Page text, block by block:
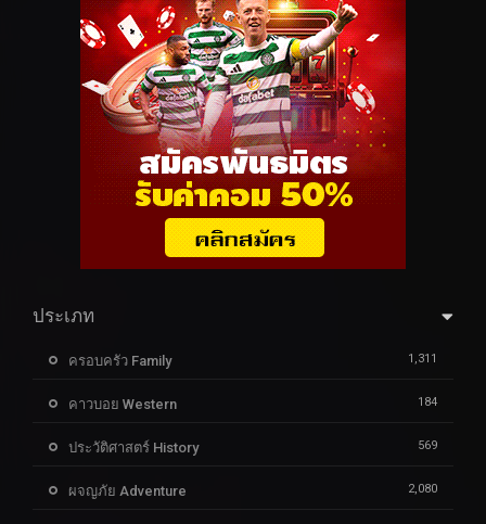
ประเภท
ครอบครัว Family 1,311
คาวบอย Western 184
ประวัติศาสตร์ History 569
ผจญภัย Adventure 2,080